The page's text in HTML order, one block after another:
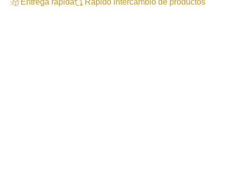
Entrega rápida
Rápido intercambio de productos